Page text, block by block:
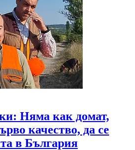
Няма как домат,
качество, да се
в България